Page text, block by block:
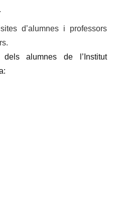
d’alumnes i professors
dels alumnes de l’Institut